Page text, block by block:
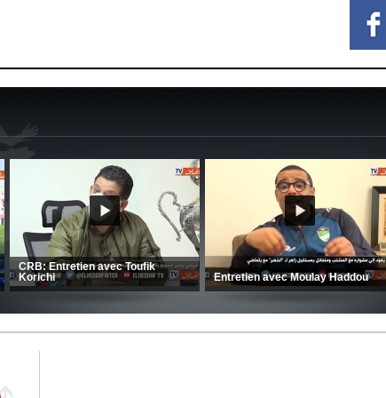
CSC: La préparation des hommes
d’Amrani se poursuit en Tunisie
MCA: Kaci-Saïd évoque le large
succès du Mouloudia face au FC
MFM